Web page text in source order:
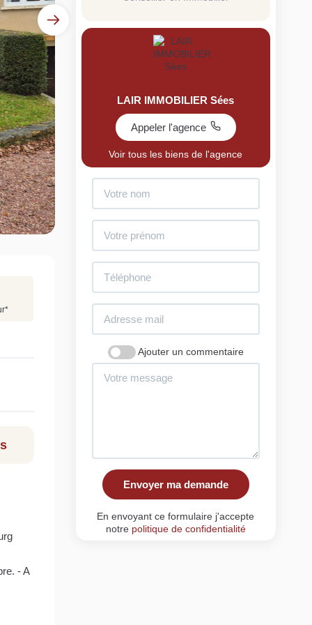
votre bien en ligne.
et gratuit, recevez votre estimation en
clics.
mon bien maintenant
*
- A
LAIR IMMOBILIER Sées
Appeler l'agence
Voir tous les biens de l'agence
Ajouter un commentaire
Envoyer ma demande
En envoyant ce formulaire j'accepte
notre politique de confidentialité